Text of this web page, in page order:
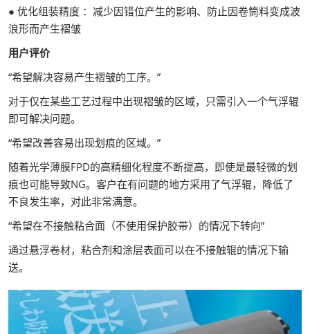
● 优化组装精度 ：减少因错位产生的影响、防止因卷筒料变成波
浪形而产生褶皱
用户评价
“希望解决容易产生褶皱的工序。”
对于仅在某些工艺过程中出现褶皱的区域，只需引入一个气浮辊
即可解决问题。
“希望改善容易出现划痕的区域。”
随着光学薄膜FPD的高精细化程度不断提高，即使是最轻微的划
痕也可能导致NG。客户在有问题的地方采用了气浮辊，降低了
不良发生率，对此非常满意。
“希望在不接触粘合面（不使用保护胶带）的情况下转向”
通过悬浮卷材，粘合剂和涂层表面可以在不接触辊的情况下输
送。